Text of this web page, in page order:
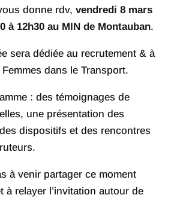
donne rdv, vendredi 8 mars
à 12h30 au MIN de Montauban.
sera dédiée au recrutement & à
Femmes dans le Transport.
: des témoignages de
une présentation des
dispositifs et des rencontres
à venir partager ce moment
à relayer l’invitation autour de